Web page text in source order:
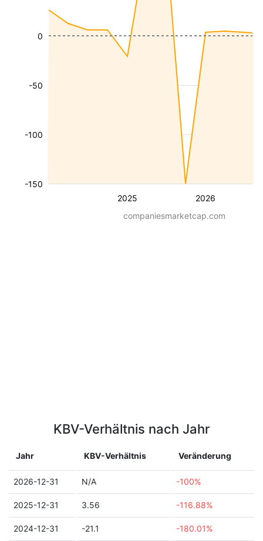
2025 2026
-150
-100
-50
0
companiesmarketcap.com
KBV-Verhältnis nach Jahr
Jahr KBV-Verhältnis Veränderung
2026-12-31 N/A -100%
2025-12-31 3.56 -116.88%
2024-12-31 -21.1 -180.01%